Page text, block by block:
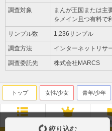
絞り込む
調査対象
まんが王国または主
をメイン且つ有料で
サンプル数 1,236サンプル
調査方法 インターネットリサ
調査委託先 株式会社MARCS
トップ 女性/少女 青年/少年